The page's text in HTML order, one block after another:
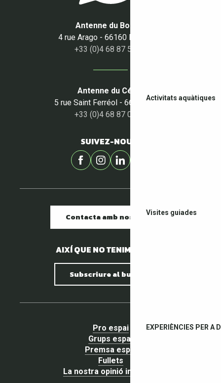
Activitats aquàtiques
Visites guiades
EXPERIÈNCIES PER A
Antenne du Boulou
4 rue Arago - 66160 Le Boulou
+33 (0)4 68 87 50 95
Antenne du Céret
5 rue Saint Ferréol - 66400 Céret
+33 (0)4 68 87 00 53
SUIVEZ-NOUS !
Contacta amb nosaltres
AIXÍ QUE NO TENIM PEDRES.
Subscriure al butlletí
Pro espai
Grups espai
Premsa espai
Fullets
La nostra opinió importa !